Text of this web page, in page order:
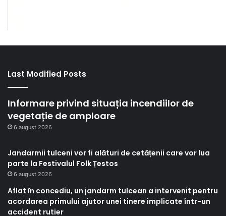
Last Modified Posts
Informare privind situația incendiilor de
vegetație de amploare
6 august 2026
Jandarmii tulceni vor fi alături de cetățenii care vor lua
parte la Festivalul Folk Țestos
6 august 2026
Aflat în concediu, un jandarm tulcean a intervenit pentru
acordarea primului ajutor unei tinere implicate într-un
accident rutier